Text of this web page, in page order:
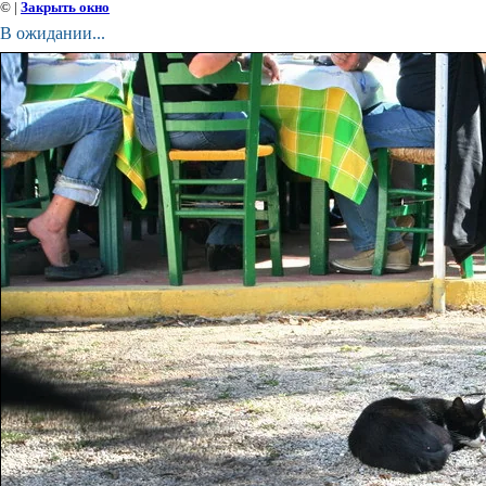
© | Закрыть окно
В ожидании...